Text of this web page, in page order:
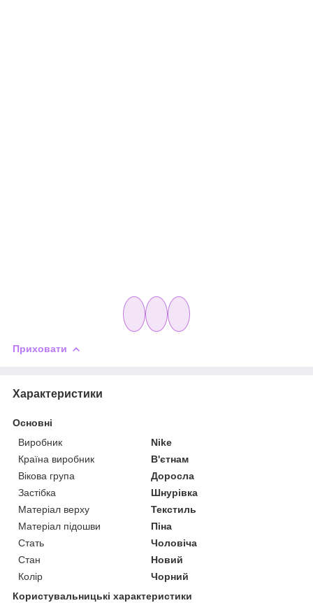
Приховати
Характеристики
Основні
Виробник
Nike
Країна виробник
В'єтнам
Вікова група
Доросла
Застібка
Шнурівка
Матеріал верху
Текстиль
Матеріал підошви
Піна
Стать
Чоловіча
Стан
Новий
Колір
Чорний
Користувальницькі характеристики